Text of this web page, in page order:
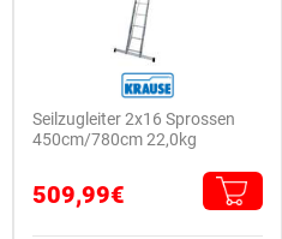
Seilzugleiter 2x16 Sprossen
450cm/780cm 22,0kg
509,99€